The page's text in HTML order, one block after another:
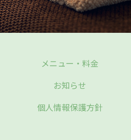
メニュー・料金
お知らせ
個人情報保護方針